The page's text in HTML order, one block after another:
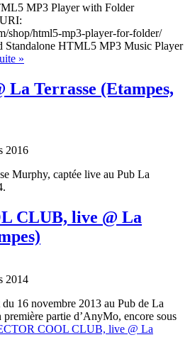
MP3 Player with Folder
shop/html5-mp3-player-for-folder/
Standalone HTML5 MP3 Music Player
»
La Terrasse (Etampes,
2016
Murphy, captée live au Pub La
CLUB, live @ La
2014
16 novembre 2013 au Pub de La
première partie d’AnyMo, encore sous
COOL CLUB, live @ La